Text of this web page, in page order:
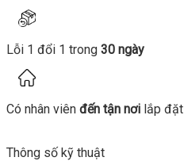
Lỗi 1 đổi 1 trong 30 ngày
Có nhân viên đến tận nơi lắp đặt
Thông số kỹ thuật